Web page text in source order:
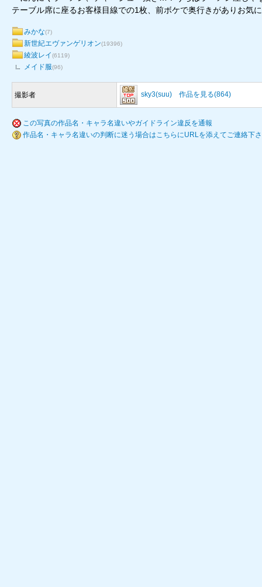
テーブル席に座るお客様目線での1枚、前ボケで奥行きがありお気
みかな(7)
新世紀エヴァンゲリオン(19396)
綾波レイ(6119)
メイド服(96)
撮影者 sky3(suu) 作品を見る(864)
この写真の作品名・キャラ名違いやガイドライン違反を通報
作品名・キャラ名違いの判断に迷う場合はこちらにURLを添えてご連絡下